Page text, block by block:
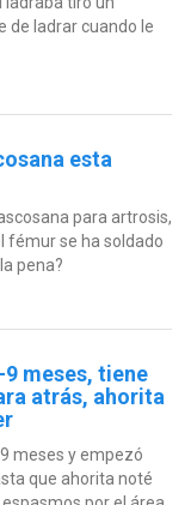
de ladrar cuando le
esta
para artrosis,
fémur se ha soldado
pena?
meses, tiene
atrás, ahorita
meses y empezó
que ahorita noté